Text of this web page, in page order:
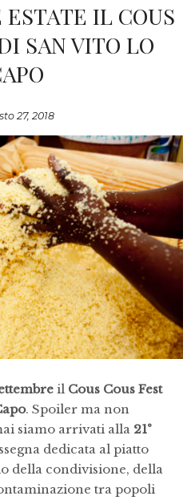
IL COUS
SAN VITO LO
27, 2018
il Cous Cous Fest
. Spoiler ma non
siamo arrivati alla 21°
dedicata al piatto
della condivisione, della
tra popoli